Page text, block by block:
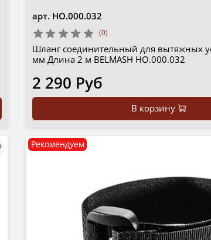
арт. HO.000.032
(0)
Шланг соединительный для вытяжных
мм Длина 2 м BELMASH HO.000.032
2 290 Руб
В корзину
Рекомендуем